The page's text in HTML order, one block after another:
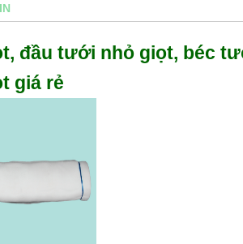
đầu tưới nhỏ giọt, béc
giá rẻ